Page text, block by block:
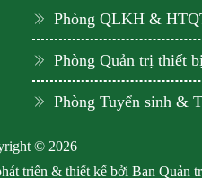
Phòng QLKH &
Phòng Quản trị thiết
Phòng Tuyển sinh &
© 2026
triển & thiết kế bởi Ban Quản